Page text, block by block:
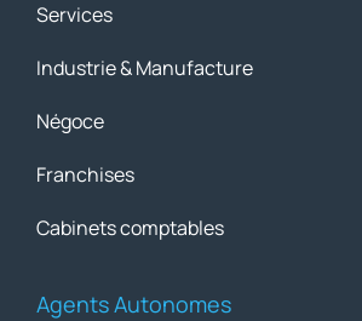
Services
Industrie & Manufacture
Négoce
Franchises
Cabinets comptables
Agents Autonomes